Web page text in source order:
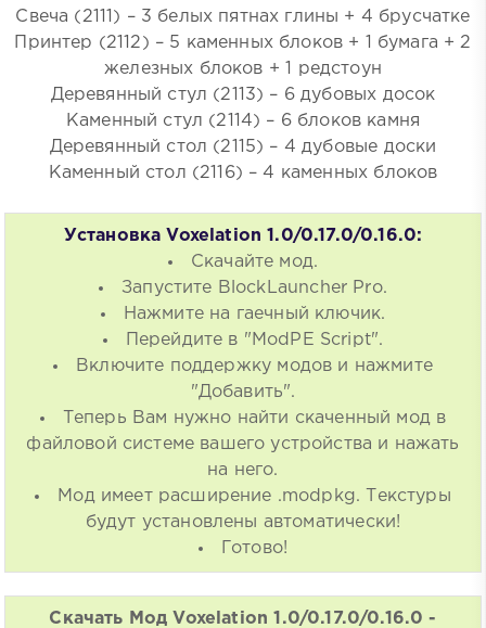
Свеча (2111) – 3 белых пятнах глины + 4 брусчатке
Принтер (2112) – 5 каменных блоков + 1 бумага + 2
железных блоков + 1 редстоун
Деревянный стул (2113) – 6 дубовых досок
Каменный стул (2114) – 6 блоков камня
Деревянный стол (2115) – 4 дубовые доски
Каменный стол (2116) – 4 каменных блоков
Установка Voxelation 1.0/0.17.0/0.16.0:
Скачайте мод.
Запустите BlockLauncher Pro.
Нажмите на гаечный ключик.
Перейдите в "ModPE Script".
Включите поддержку модов и нажмите
"Добавить".
Теперь Вам нужно найти скаченный мод в
файловой системе вашего устройства и нажать
на него.
Мод имеет расширение .modpkg. Текстуры
будут установлены автоматически!
Готово!
Скачать Мод Voxelation 1.0/0.17.0/0.16.0 -